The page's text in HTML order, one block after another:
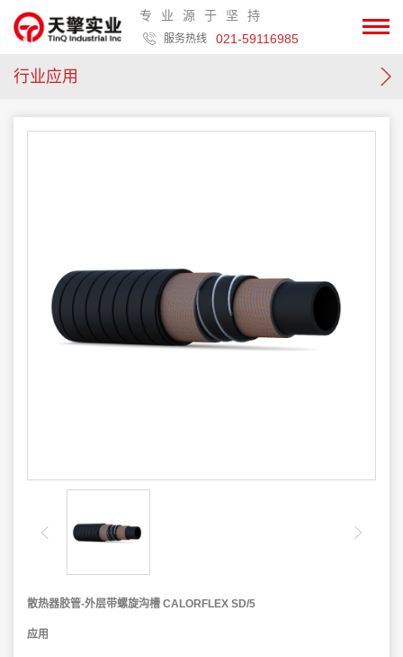
专业源于坚持
服务热线 021-59116985
行业应用
散热器胶管-外层带螺旋沟槽 CALORFLEX SD/5
应用